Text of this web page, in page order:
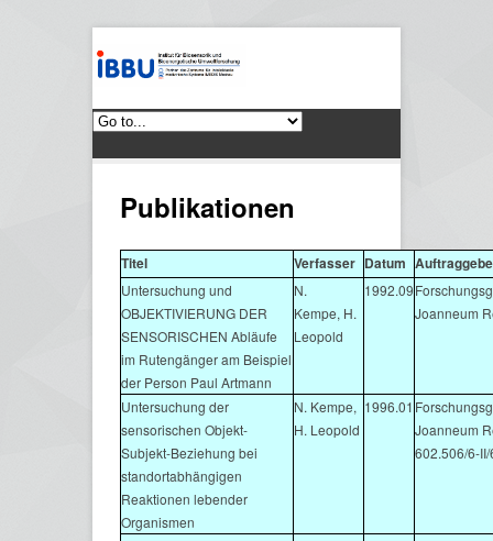
Publikationen
Titel Verfasser Datum
Untersuchung und
OBJEKTIVIERUNG DER
SENSORISCHEN Abläufe
im Rutengänger am Beispiel
der Person Paul Artmann
N.
Kempe, H.
Leopold
1992.09
Joanneum
Untersuchung der
sensorischen Objekt-
Subjekt-Beziehung bei
standortabhängigen
Reaktionen lebender
Organismen
N. Kempe,
H. Leopold
1996.01
Joanneum
602.506/6-